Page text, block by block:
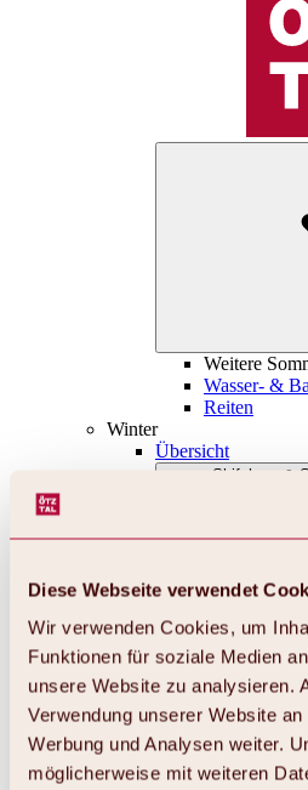
Diese Webseite verwendet
Wir verwenden Cookies, um
Funktionen für soziale Medien
unsere Website zu analysieren.
Verwendung unserer Website
Werbung und Analysen weiter.
möglicherweise mit weiteren
Weitere
Wasser- &
Reiten
Winter
Übersicht
Skifahren &